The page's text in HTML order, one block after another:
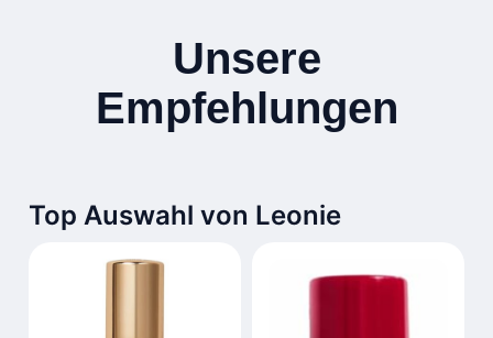
Unsere
Empfehlungen
Top Auswahl von Leonie